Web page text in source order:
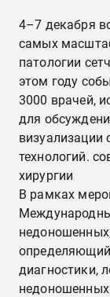
4–7 декабря
самых
патологии
этом году
3000 врачей,
для
визуализации
технологий.
хирургии
В рамках
диагностики,